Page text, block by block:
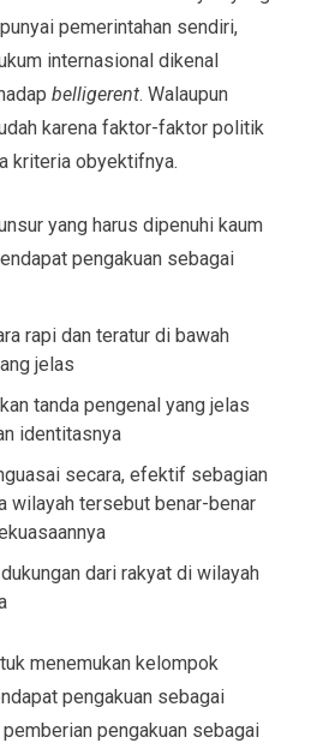
pemerintahan sendiri,
internasional dikenal
belligerent. Walaupun
karena faktor-faktor politik
kriteria obyektifnya.
yang harus dipenuhi kaum
pengakuan sebagai
rapi dan teratur di bawah
jelas
tanda pengenal yang jelas
identitasnya
secara, efektif sebagian
wilayah tersebut benar-benar
dari rakyat di wilayah
menemukan kelompok
pengakuan sebagai
pengakuan sebagai